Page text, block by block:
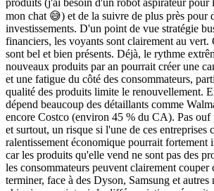
mon chat 😅) et de la suivre de plus près pour
investissements. D'un point de vue stratégie
financiers, les voyants sont clairement au vert.
sont bel et bien présents. Déjà, le rythme
nouveaux produits par an pourrait créer une
et une fatigue du côté des consommateurs,
qualité des produits limite le renouvellement.
dépend beaucoup des détaillants comme
encore Costco (environ 45 % du CA). Pas ouf
et surtout, un risque si l'une de ces entreprises
ralentissement économique pourrait fortement
car les produits qu'elle vend ne sont pas des
les consommateurs peuvent clairement couper
terminer, face à des Dyson, Samsung et autres